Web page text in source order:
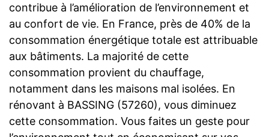
contribue à l’amélioration de l’environnement et
au confort de vie. En France, près de 40% de la
consommation énergétique totale est attribuable
aux bâtiments. La majorité de cette
consommation provient du chauffage,
notamment dans les maisons mal isolées. En
rénovant à BASSING (57260), vous diminuez
cette consommation. Vous faites un geste pour